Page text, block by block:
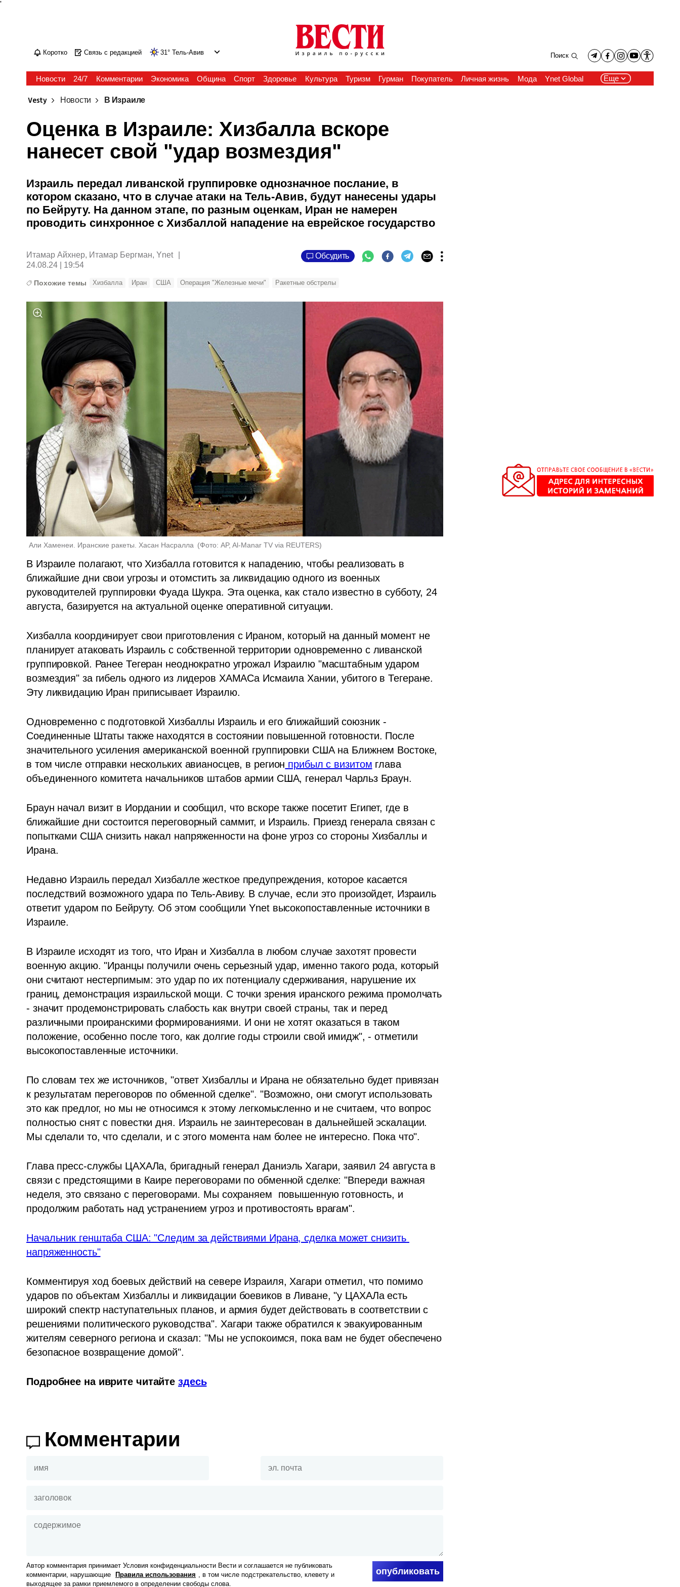
'
Коротко Связь с редакцией 31° Тель-Авив Поиск
Новости 24/7 Комментарии Экономика Община Спорт Здоровье Культура Туризм Гурман Покупатель Личная жизнь Мода Ynet Global Еще
Vesty Новости В Израиле
Оценка в Израиле: Хизбалла вскоре
нанесет свой "удар возмездия"
Израиль передал ливанской группировке однозначное послание, в
котором сказано, что в случае атаки на Тель-Авив, будут нанесены удары
по Бейруту. На данном этапе, по разным оценкам, Иран не намерен
проводить синхронное с Хизбаллой нападение на еврейское государство
Итамар Айхнер, Итамар Бергман, Ynet
24.08.24 | 19:54
Обсудить
Похожие темы Хизбалла Иран США Операция "Железные мечи" Ракетные обстрелы
Али Хаменеи. Иранские ракеты. Хасан Насралла (Фото: AP, Al-Manar TV via REUTERS)
В Израиле полагают, что Хизбалла готовится к нападению, чтобы реализовать в
ближайшие дни свои угрозы и отомстить за ликвидацию одного из военных
руководителей группировки Фуада Шукра. Эта оценка, как стало известно в субботу, 24
августа, базируется на актуальной оценке оперативной ситуации.
Хизбалла координирует свои приготовления с Ираном, который на данный момент не
планирует атаковать Израиль с собственной территории одновременно с ливанской
группировкой. Ранее Тегеран неоднократно угрожал Израилю "масштабным ударом
возмездия" за гибель одного из лидеров ХАМАСа Исмаила Хании, убитого в Тегеране.
Эту ликвидацию Иран приписывает Израилю.
Одновременно с подготовкой Хизбаллы Израиль и его ближайший союзник -
Соединенные Штаты также находятся в состоянии повышенной готовности. После
значительного усиления американской военной группировки США на Ближнем Востоке,
в том числе отправки нескольких авианосцев, в регион прибыл с визитом глава
объединенного комитета начальников штабов армии США, генерал Чарльз Браун.
Браун начал визит в Иордании и сообщил, что вскоре также посетит Египет, где в
ближайшие дни состоится переговорный саммит, и Израиль. Приезд генерала связан с
попытками США снизить накал напряженности на фоне угроз со стороны Хизбаллы и
Ирана.
Недавно Израиль передал Хизбалле жесткое предупреждения, которое касается
последствий возможного удара по Тель-Авиву. В случае, если это произойдет, Израиль
ответит ударом по Бейруту. Об этом сообщили Ynet высокопоставленные источники в
Израиле.
В Израиле исходят из того, что Иран и Хизбалла в любом случае захотят провести
военную акцию. "Иранцы получили очень серьезный удар, именно такого рода, который
они считают нестерпимым: это удар по их потенциалу сдерживания, нарушение их
границ, демонстрация израильской мощи. С точки зрения иранского режима промолчать
- значит продемонстрировать слабость как внутри своей страны, так и перед
различными проиранскими формированиями. И они не хотят оказаться в таком
положение, особенно после того, как долгие годы строили свой имидж", - отметили
высокопоставленные источники.
По словам тех же источников, "ответ Хизбаллы и Ирана не обязательно будет привязан
к результатам переговоров по обменной сделке". "Возможно, они смогут использовать
это как предлог, но мы не относимся к этому легкомысленно и не считаем, что вопрос
полностью снят с повестки дня. Израиль не заинтересован в дальнейшей эскалации.
Мы сделали то, что сделали, и с этого момента нам более не интересно. Пока что".
Глава пресс-службы ЦАХАЛа, бригадный генерал Даниэль Хагари, заявил 24 августа в
связи с предстоящими в Каире переговорами по обменной сделке: "Впереди важная
неделя, это связано с переговорами. Мы сохраняем  повышенную готовность, и
продолжим работать над устранением угроз и противостоять врагам".
Начальник генштаба США: "Следим за действиями Ирана, сделка может снизить
напряженность"
Комментируя ход боевых действий на севере Израиля, Хагари отметил, что помимо
ударов по объектам Хизбаллы и ликвидации боевиков в Ливане, "у ЦАХАЛа есть
широкий спектр наступательных планов, и армия будет действовать в соответствии с
решениями политического руководства". Хагари также обратился к эвакуированным
жителям северного региона и сказал: "Мы не успокоимся, пока вам не будет обеспечено
безопасное возвращение домой".
Подробнее на иврите читайте здесь
Комментарии
Автор комментария принимает Условия конфиденциальности Вести и соглашается не публиковать
комментарии, нарушающие
Правила использования , в том числе подстрекательство, клевету и
выходящее за рамки приемлемого в определении свободы слова.
опубликовать